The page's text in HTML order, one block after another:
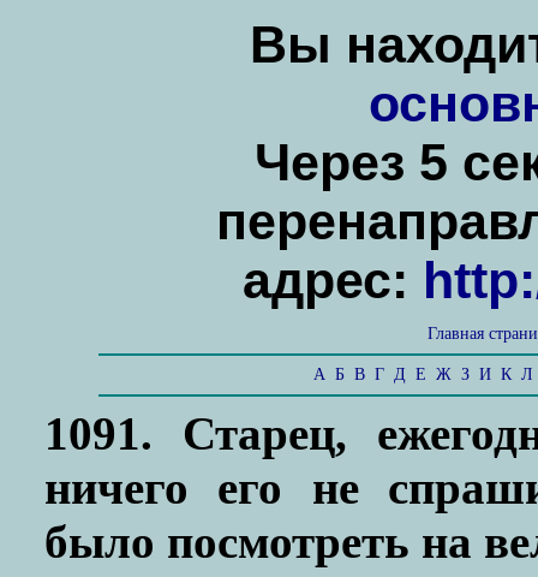
Вы
Через 5
адрес:
Главная
А Б В Г Д Е Ж З И К Л
1091. Старец,
ничего его не
было посмотреть на